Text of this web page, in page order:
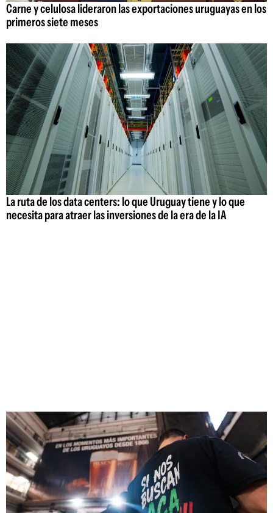
Carne y celulosa lideraron las exportaciones uruguayas en los
primeros siete meses
La ruta de los data centers: lo que Uruguay tiene y lo que
necesita para atraer las inversiones de la era de la IA